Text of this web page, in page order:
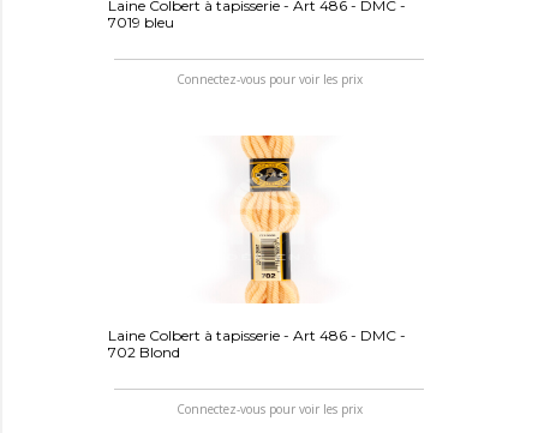
Laine Colbert à tapisserie - Art 486 - DMC -
7019 bleu
Connectez-vous pour voir les prix
Laine Colbert à tapisserie - Art 486 - DMC -
702 Blond
Connectez-vous pour voir les prix